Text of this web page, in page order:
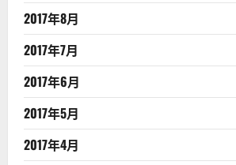
2017年8月
2017年7月
2017年6月
2017年5月
2017年4月